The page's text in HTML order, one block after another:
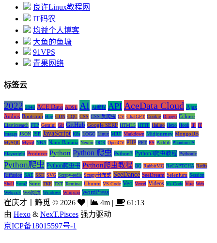
良许Linux教程网
IT码农
均益个人博客
大鱼的鱼塘
91VPS
青果网络
标签云
2022 2048 ACE Data ADSL AI AI编程 API AceData Cloud Ajax
Audios Bootstrap Bug CDN CQC CSS CSS 反爬虫 CV ChatGPT Cookie Django Eclipse
Elasticsearch FTP Gemini Git GitHub Google SERP HTML5 HTTP Hailuo Hexo Hook IP IT
Images JSON JSP JavaScript K8s LOGO Linux MIUI Markdown Midjourney MongoDB
MySQL Mysql NBA Nano Banana Nexior OCR OpenCV PHP PPT PS Pathlib PhantomJS
Playwright Producer Python Python 爬虫 Python3 Python3爬虫教程 Pythonic
Python爬虫 Python爬虫书 Python爬虫教程 QQ RabbitMQ ReCAPTCHA Redis
Riffusion SAE SSH SVG Scrapy-redis Scrapy分布式 SeeDance SeeDream Selenium Session
Shell Sora2 Suno TKE TXT Terminal Ubuntu VS Code Veo Vercel Videos Vs Code Vue Web
Webpack Web网页 Windows Winpcap WordPress
崔庆才丨静觅 © 2026 | 4m |
61:13
由 Hexo & NexT.Pisces 强力驱动
京ICP备18015597号-1